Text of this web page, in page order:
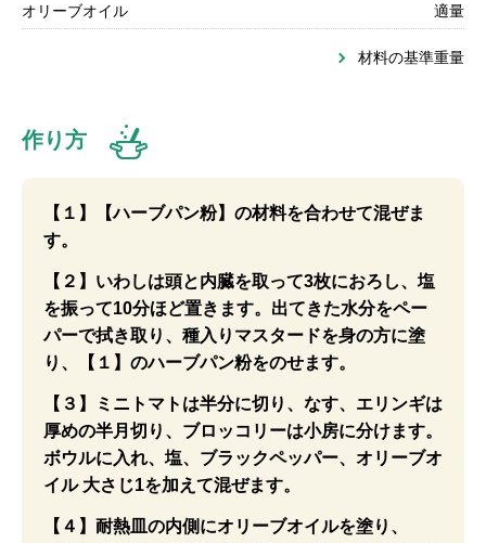
オリーブオイル 適量
材料の基準重量
作り方
【１】【ハーブパン粉】の材料を合わせて混ぜま
す。
【２】いわしは頭と内臓を取って3枚におろし、塩
を振って10分ほど置きます。出てきた水分をペー
パーで拭き取り、種入りマスタードを身の方に塗
り、【１】のハーブパン粉をのせます。
【３】ミニトマトは半分に切り、なす、エリンギは
厚めの半月切り、ブロッコリーは小房に分けます。
ボウルに入れ、塩、ブラックペッパー、オリーブオ
イル 大さじ1を加えて混ぜます。
【４】耐熱皿の内側にオリーブオイルを塗り、